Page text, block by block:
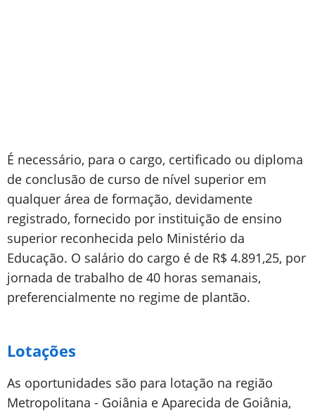
É necessário, para o cargo, certificado ou diploma
de conclusão de curso de nível superior em
qualquer área de formação, devidamente
registrado, fornecido por instituição de ensino
superior reconhecida pelo Ministério da
Educação. O salário do cargo é de R$ 4.891,25, por
jornada de trabalho de 40 horas semanais,
preferencialmente no regime de plantão.
Lotações
As oportunidades são para lotação na região
Metropolitana - Goiânia e Aparecida de Goiânia,